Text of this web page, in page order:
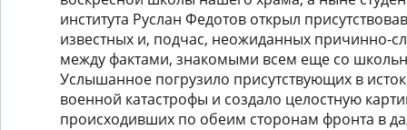
института Руслан Федотов открыл
известных и, подчас, неожиданных причинно-
между фактами, знакомыми всем еще со
Услышанное погрузило присутствующих в
военной катастрофы и создало целостную
происходивших по обеим сторонам фронта в